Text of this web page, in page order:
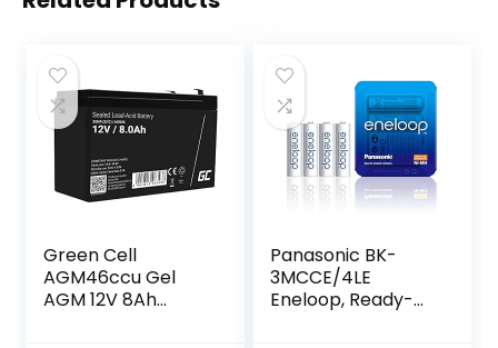
Green Cell
AGM46ccu Gel
AGM 12V 8Ah
Panasonic BK-
3MCCE/4LE
Eneloop, Ready-